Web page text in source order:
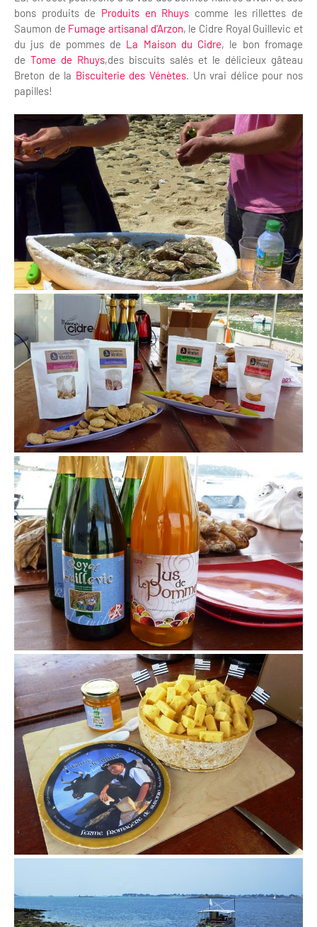
bons produits de Produits en Rhuys comme les rillettes de
Saumon de Fumage artisanal d'Arzon, le Cidre Royal Guillevic et
du jus de pommes de La Maison du Cidre, le bon fromage
de Tome de Rhuys,des biscuits salés et le délicieux gâteau
Breton de la Biscuiterie des Vénètes . Un vrai délice pour nos
papilles!